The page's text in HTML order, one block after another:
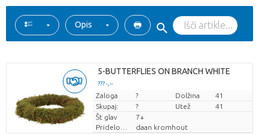
Opis
5-BUTTERFLIES ON BRANCH WHITE
??? -,--
Cena za kos
Zaloga ? Dolžina
41
Skupaj:
? Utež
41
Št glav
7+
daan kromhout